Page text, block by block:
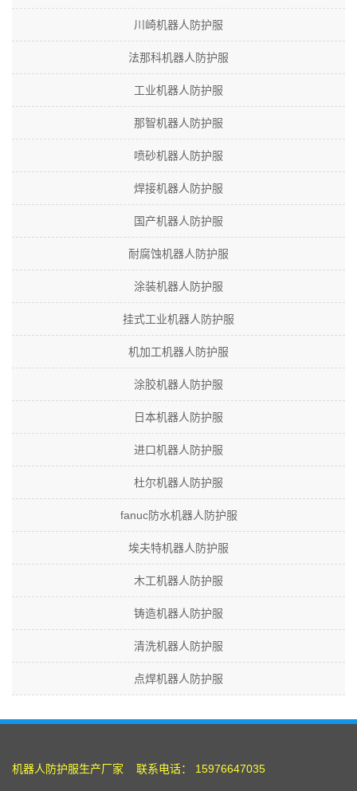
川崎机器人防护服
法那科机器人防护服
工业机器人防护服
那智机器人防护服
喷砂机器人防护服
焊接机器人防护服
国产机器人防护服
耐腐蚀机器人防护服
涂装机器人防护服
挂式工业机器人防护服
机加工机器人防护服
涂胶机器人防护服
日本机器人防护服
进口机器人防护服
杜尔机器人防护服
fanuc防水机器人防护服
埃夫特机器人防护服
木工机器人防护服
铸造机器人防护服
清洗机器人防护服
点焊机器人防护服
机器人防护服生产厂家 联系电话： 15976647035